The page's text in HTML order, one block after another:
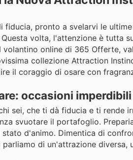
pronto a svelarvi le
volta, l'attenzione è tutta
volantino online di 365 Offerte,
collezione Attraction
il coraggio di osare con
occasioni imperdibili
sei, che ti dà fiducia e ti rende
svuotare il portafoglio.
d'animo. Dimentica di
di un'attrazione diversa,